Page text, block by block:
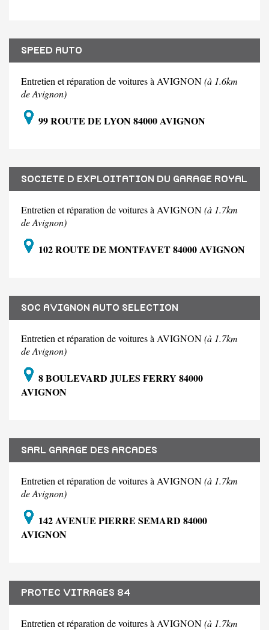
SPEED AUTO
Entretien et réparation de voitures à AVIGNON(à 1.6km
de Avignon)
99 ROUTE DE LYON 84000 AVIGNON
SOCIETE D EXPLOITATION DU GARAGE ROYAL
Entretien et réparation de voitures à AVIGNON(à 1.7km
de Avignon)
102 ROUTE DE MONTFAVET 84000 AVIGNON
SOC AVIGNON AUTO SELECTION
Entretien et réparation de voitures à AVIGNON(à 1.7km
de Avignon)
8 BOULEVARD JULES FERRY 84000
AVIGNON
SARL GARAGE DES ARCADES
Entretien et réparation de voitures à AVIGNON(à 1.7km
de Avignon)
142 AVENUE PIERRE SEMARD 84000
AVIGNON
PROTEC VITRAGES 84
Entretien et réparation de voitures à AVIGNON(à 1.7km